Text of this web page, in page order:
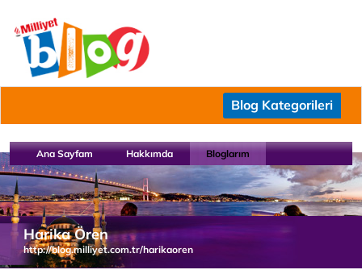
Blog Kategorileri
Ana Sayfam Hakkımda Bloglarım
Harika Ören
http://blog.milliyet.com.tr/harikaoren